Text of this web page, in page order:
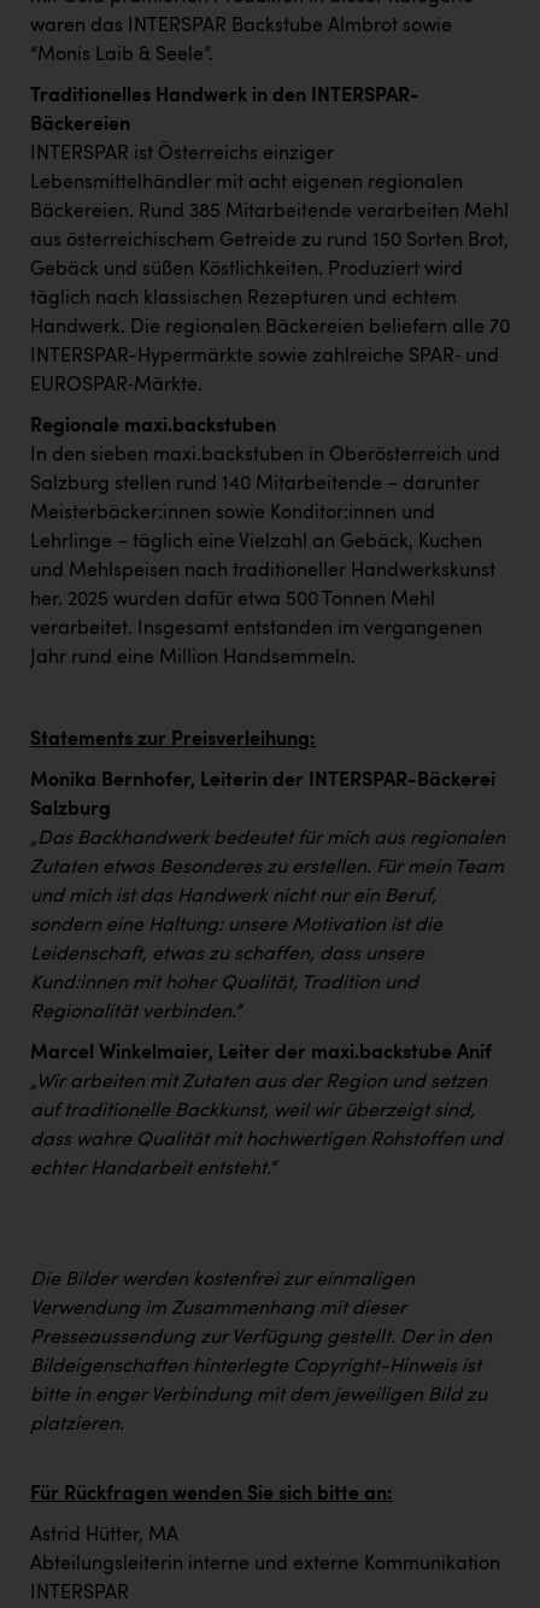
Dopgas
kunden basics
kontakt
waren das INTERSPAR Backstube Almbrot sowie
“Monis Laib & Seele”.
Traditionelles Handwerk in den INTERSPAR-
Bäckereien
INTERSPAR ist Österreichs einziger
Lebensmittelhändler mit acht eigenen regionalen
Bäckereien. Rund 385 Mitarbeitende verarbeiten Mehl
aus österreichischem Getreide zu rund 150 Sorten Brot,
Gebäck und süßen Köstlichkeiten. Produziert wird
täglich nach klassischen Rezepturen und echtem
Handwerk. Die regionalen Bäckereien beliefern alle 70
INTERSPAR-Hypermärkte sowie zahlreiche SPAR‑ und
EUROSPAR‑Märkte.
Regionale maxi.backstuben
In den sieben maxi.backstuben in Oberösterreich und
Salzburg stellen rund 140 Mitarbeitende – darunter
Meisterbäcker:innen sowie Konditor:innen und
Lehrlinge – täglich eine Vielzahl an Gebäck, Kuchen
und Mehlspeisen nach traditioneller Handwerkskunst
her. 2025 wurden dafür etwa 500 Tonnen Mehl
verarbeitet. Insgesamt entstanden im vergangenen
Jahr rund eine Million Handsemmeln.
Statements zur Preisverleihung:
Monika Bernhofer, Leiterin der INTERSPAR-Bäckerei
Salzburg
„Das Backhandwerk bedeutet für mich aus regionalen
Zutaten etwas Besonderes zu erstellen. Für mein Team
und mich ist das Handwerk nicht nur ein Beruf,
sondern eine Haltung: unsere Motivation ist die
Leidenschaft, etwas zu schaffen, dass unsere
Kund:innen mit hoher Qualität, Tradition und
Regionalität verbinden.“
Marcel Winkelmaier, Leiter der maxi.backstube Anif
„Wir arbeiten mit Zutaten aus der Region und setzen
auf traditionelle Backkunst, weil wir überzeigt sind,
dass wahre Qualität mit hochwertigen Rohstoffen und
echter Handarbeit entsteht.“
Die Bilder werden kostenfrei zur einmaligen
Verwendung im Zusammenhang mit dieser
Presseaussendung zur Verfügung gestellt. Der in den
Bildeigenschaften hinterlegte Copyright-Hinweis ist
bitte in enger Verbindung mit dem jeweiligen Bild zu
platzieren.
Für Rückfragen wenden Sie sich bitte an:
Astrid Hütter, MA
Abteilungsleiterin interne und externe Kommunikation
INTERSPAR